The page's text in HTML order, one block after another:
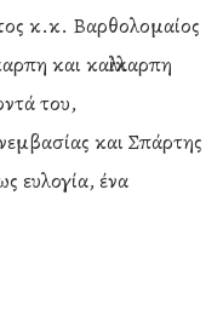
κ.κ. Βαρθολομαίος
και καλλίκαρπη
του,
και Σπάρτης
ευλογία, ένα